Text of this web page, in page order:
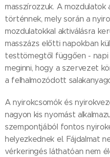
masszírozzuk. A mozdulatok
történnek, mely során a
mozdulatokkal aktiválásra
masszázs előtti napokban
testtömegtől függően -
meginni, hogy a szervezet
a felhalmozódott
A nyirokcsomók és
nagyon kis nyomást
szempontjából fontos
helyezkednek el. Fájdalmat
vérkeringés láthatóan nem